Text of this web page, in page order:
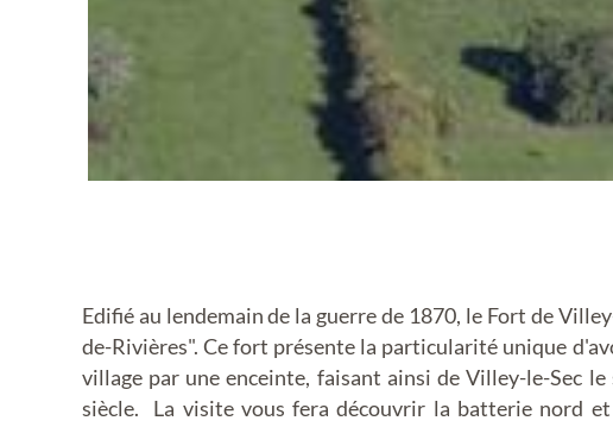
Edifié au lendemain de la guerre de 1870, le Fort de
de-Rivières". Ce fort présente la particularité unique
village par une enceinte, faisant ainsi de Villey-le-Sec
siècle. La visite vous fera découvrir la batterie nord